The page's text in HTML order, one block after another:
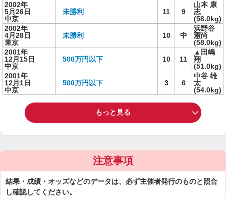
2002年
5月26日
中京
未勝利 11 9
山本 康
志
(58.0kg)
2002年
4月28日
東京
未勝利 10 中
浜野谷
憲尚
(58.0kg)
2001年
12月15日
中京
500万円以下 10 11
▲田嶋
翔
(51.0kg)
2001年
12月1日
中京
500万円以下 3 6
中谷 雄
太
(54.0kg)
もっと見る
注意事項
結果・成績・オッズなどのデータは、必ず主催者発行のものと照合
し確認してください。